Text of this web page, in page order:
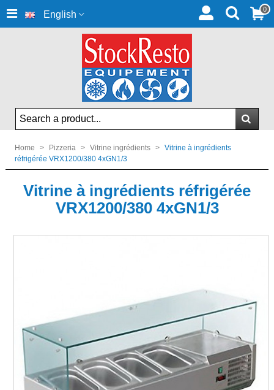
English 0
Home > Pizzeria > Vitrine ingrédients > Vitrine à ingrédients
réfrigérée VRX1200/380 4xGN1/3
Vitrine à ingrédients réfrigérée
VRX1200/380 4xGN1/3